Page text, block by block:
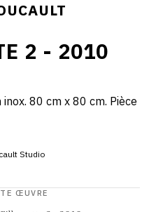
2 - 2010
80 cm x 80 cm. Pièce
Studio
ŒUVRE